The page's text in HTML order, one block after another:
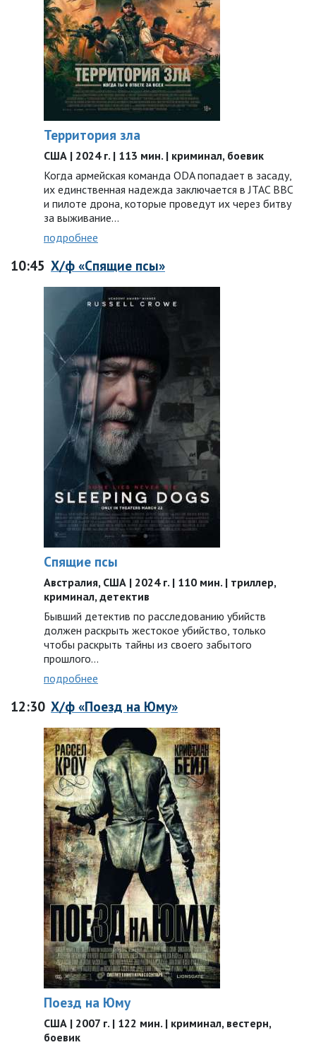
Территория зла
США | 2024 г. | 113 мин. | криминал, боевик
Когда армейская команда ODA попадает в засаду,
их единственная надежда заключается в JTAC ВВС
и пилоте дрона, которые проведут их через битву
за выживание…
подробнее
10:45 Х/ф «Спящие псы»
Спящие псы
Австралия, США | 2024 г. | 110 мин. | триллер,
криминал, детектив
Бывший детектив по расследованию убийств
должен раскрыть жестокое убийство, только
чтобы раскрыть тайны из своего забытого
прошлого…
подробнее
12:30 Х/ф «Поезд на Юму»
Поезд на Юму
США | 2007 г. | 122 мин. | криминал, вестерн,
боевик